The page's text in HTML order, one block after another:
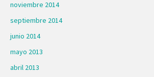
noviembre 2014
septiembre 2014
junio 2014
mayo 2013
abril 2013